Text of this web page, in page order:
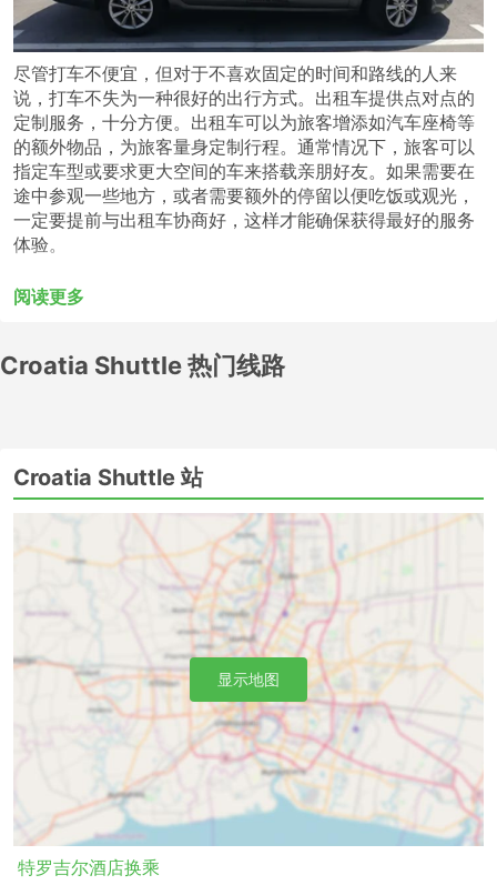
尽管打车不便宜，但对于不喜欢固定的时间和路线的人来
说，打车不失为一种很好的出行方式。出租车提供点对点的
定制服务，十分方便。出租车可以为旅客增添如汽车座椅等
的额外物品，为旅客量身定制行程。通常情况下，旅客可以
指定车型或要求更大空间的车来搭载亲朋好友。如果需要在
途中参观一些地方，或者需要额外的停留以便吃饭或观光，
一定要提前与出租车协商好，这样才能确保获得最好的服务
体验。
Croatia Shuttle经营着一支出租车车队，旅客可以在网上轻
松预订。出发前，请参阅其他旅客的评论，有助您了解您的
Croatia Shuttle热门车站
Shuttle提供出租车服务的地方:
特罗吉尔酒店换乘
十六湖换乘
Rogoznica Hotel Transfer
斯普利特机场
希贝尼克酒店换乘
珀德垂那酒店换乘
扎达尔酒店换乘
Venice Hotel Transfer
布达佩斯酒店换乘
Krka National Park
斯普利特轮渡港
斯普利特酒店换乘
杜布罗夫尼克酒店换乘
阅读更多
Croatia Shuttle 热门线路
Croatia Shuttle 站
特罗吉尔酒店换乘
显示地图